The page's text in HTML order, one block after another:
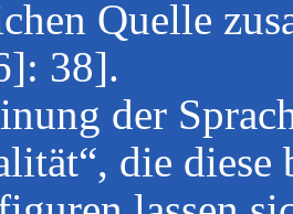
Quelle
38].
der
die